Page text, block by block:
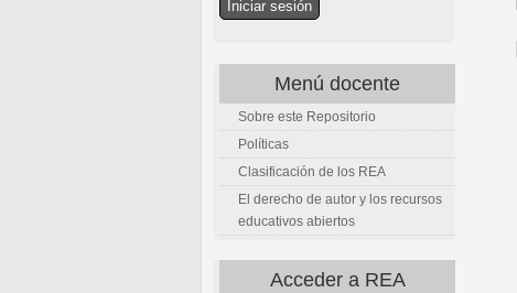
Menú docente
Sobre este Repositorio
Políticas
Clasificación de los REA
El derecho de autor y los recursos
educativos abiertos
Acceder a REA